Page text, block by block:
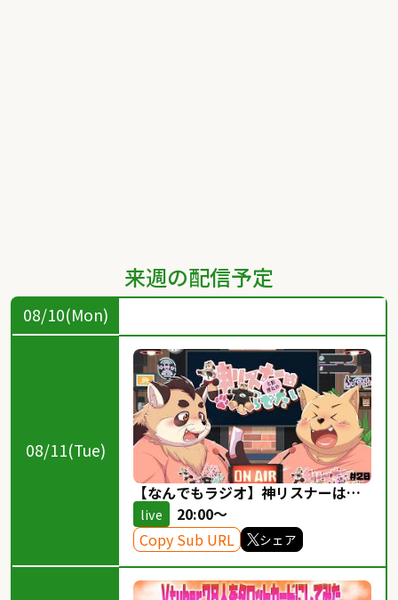
来週の配信予定
08/10(Mon)
08/11(Tue)
【なんでもラジオ】神リスナーは太
らせたい【太影・神楽狸丸】＃20
live
20:00～
Copy Sub URL
シェア